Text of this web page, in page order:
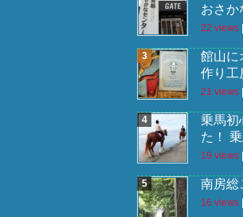
おさか
22 views
館山に
作り工
21 views
乗馬初
た！
19 views
南房総
16 views